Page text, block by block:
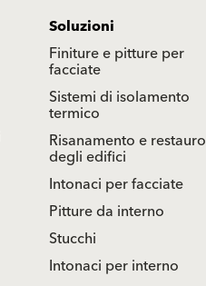
Soluzioni
Finiture e pitture per
facciate
Sistemi di isolamento
termico
Risanamento e restauro
degli edifici
Intonaci per facciate
Pitture da interno
Stucchi
Intonaci per interno